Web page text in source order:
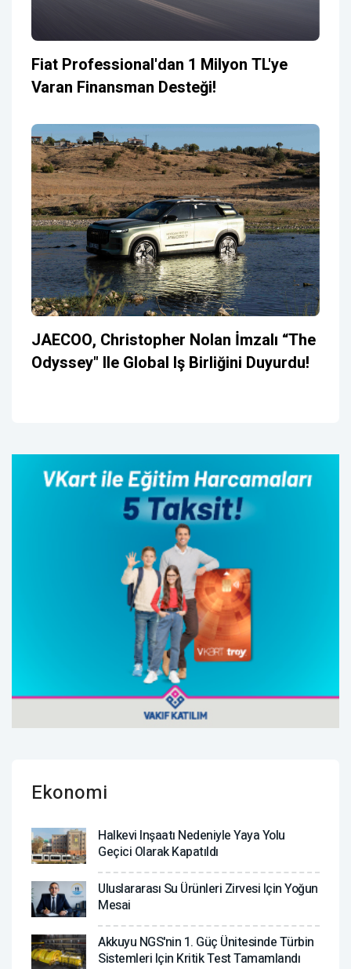
Fiat Professional'dan 1 Milyon TL'ye
Varan Finansman Desteği!
JAECOO, Christopher Nolan İmzalı “The
Odyssey" Ile Global Iş Birliğini Duyurdu!
Ekonomi
Halkevi Inşaatı Nedeniyle Yaya Yolu
Geçici Olarak Kapatıldı
Uluslararası Su Ürünleri Zirvesi Için Yoğun
Mesai
Akkuyu NGS'nin 1. Güç Ünitesinde Türbin
Sistemleri Için Kritik Test Tamamlandı